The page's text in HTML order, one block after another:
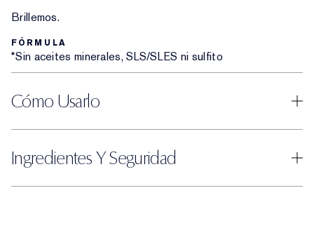
Brillemos.
FÓRMULA
*Sin aceites minerales, SLS/SLES ni sulfito
Cómo Usarlo
Ingredientes Y Seguridad